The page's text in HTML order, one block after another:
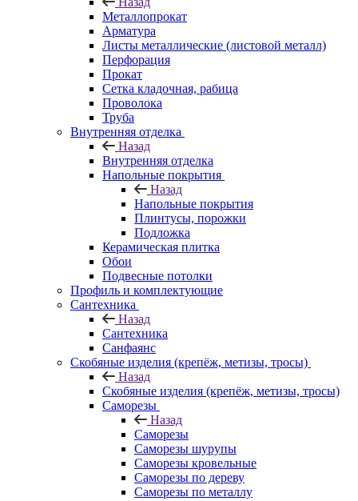
Металлопрокат
Арматура
Листы металлические (листовой металл)
Перфорация
Прокат
Сетка кладочная, рабица
Проволока
Труба
Внутренняя отделка
Назад
Внутренняя отделка
Напольные покрытия
Назад
Напольные покрытия
Плинтусы, порожки
Подложка
Керамическая плитка
Обои
Подвесные потолки
Профиль и комплектующие
Сантехника
Назад
Сантехника
Санфаянс
Скобяные изделия (крепёж, метизы, тросы)
Назад
Скобяные изделия (крепёж, метизы, тросы)
Саморезы
Назад
Саморезы
Саморезы шурупы
Саморезы кровельные
Саморезы по дереву
Саморезы по металлу